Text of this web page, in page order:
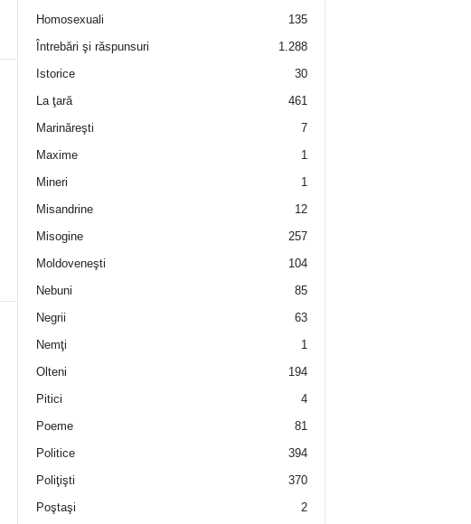
Homosexuali
135
Întrebări şi răspunsuri
1.288
Istorice
30
La ţară
461
Marinăreşti
7
Maxime
1
Mineri
1
Misandrine
12
Misogine
257
Moldoveneşti
104
Nebuni
85
Negrii
63
Nemţi
1
Olteni
194
Pitici
4
Poeme
81
Politice
394
Poliţişti
370
Poştaşi
2